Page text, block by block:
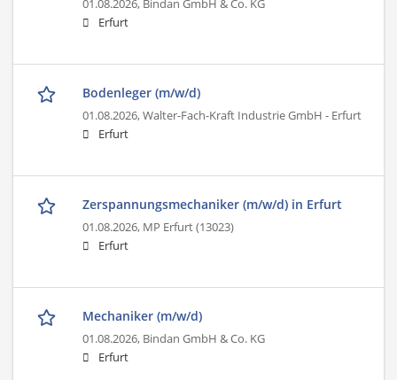
01.08.2026, Bindan GmbH & Co. KG
Erfurt
Bodenleger (m/w/d)
01.08.2026,Walter-Fach-Kraft Industrie GmbH - Erfurt
Erfurt
Zerspannungsmechaniker (m/w/d) in Erfurt
01.08.2026, MP Erfurt (13023)
Erfurt
Mechaniker (m/w/d)
01.08.2026, Bindan GmbH & Co. KG
Erfurt